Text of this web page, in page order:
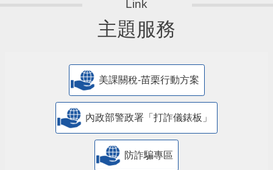
主題服務
美課關稅-苗栗行動方案
內政部警政署「打詐儀錶板」
防詐騙專區